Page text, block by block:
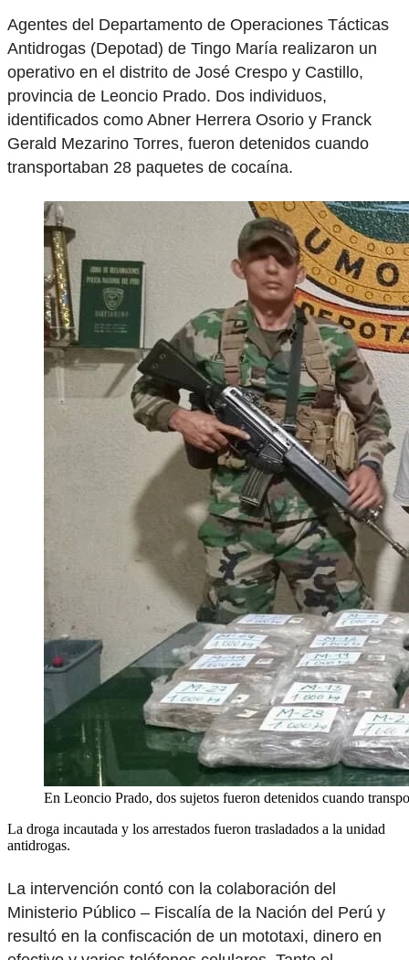
Agentes del Departamento de Operaciones Tácticas
Antidrogas (Depotad) de Tingo María realizaron un
operativo en el distrito de José Crespo y Castillo,
provincia de Leoncio Prado. Dos individuos,
identificados como Abner Herrera Osorio y Franck
Gerald Mezarino Torres, fueron detenidos cuando
transportaban 28 paquetes de cocaína.
En Leoncio Prado, dos sujetos fueron detenidos cuando
La droga incautada y los arrestados fueron trasladados a la unidad
antidrogas.
La intervención contó con la colaboración del
Ministerio Público – Fiscalía de la Nación del Perú y
resultó en la confiscación de un mototaxi, dinero en